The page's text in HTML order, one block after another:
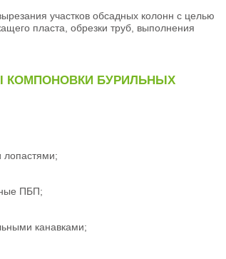
участков обсадных колонн с целью
пласта, обрезки труб, выполнения
КОМПОНОВКИ БУРИЛЬНЫХ
ПБП;
канавками;